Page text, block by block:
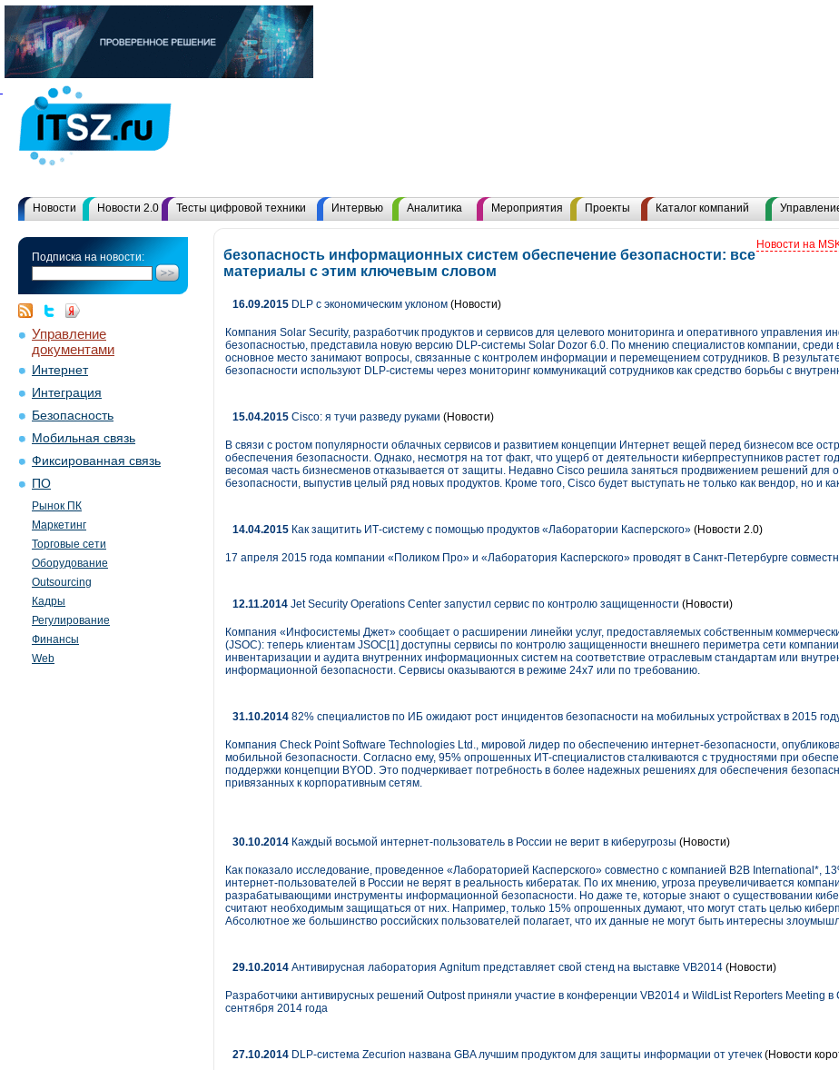
Новости Новости 2.0 Тесты цифровой техники Интервью Аналитика Мероприятия Проекты Каталог компаний
Подписка на новости:
Управление
документами
Интернет
Интеграция
Безопасность
Мобильная связь
Фиксированная связь
ПО
Рынок ПК
Маркетинг
Торговые сети
Оборудование
Outsourcing
Кадры
Регулирование
Финансы
Web
Новости на
безопасность информационных систем обеспечение безопасности: все
материалы с этим ключевым словом
16.09.2015 DLP с экономическим уклоном (Новости)
Компания Solar Security, разработчик продуктов и сервисов для целевого мониторинга и оперативного управления
безопасностью, представила новую версию DLP-системы Solar Dozor 6.0. По мнению специалистов компании, среди
основное место занимают вопросы, связанные с контролем информации и перемещением сотрудников. В
безопасности используют DLP-системы через мониторинг коммуникаций сотрудников как средство борьбы с
15.04.2015 Cisco: я тучи разведу руками (Новости)
В связи с ростом популярности облачных сервисов и развитием концепции Интернет вещей перед бизнесом все
обеспечения безопасности. Однако, несмотря на тот факт, что ущерб от деятельности киберпреступников растет
весомая часть бизнесменов отказывается от защиты. Недавно Cisco решила заняться продвижением решений для
безопасности, выпустив целый ряд новых продуктов. Кроме того, Cisco будет выступать не только как вендор, но и
14.04.2015 Как защитить ИТ-систему с помощью продуктов «Лаборатории Касперского» (Новости 2.0)
17 апреля 2015 года компании «Поликом Про» и «Лаборатория Касперского» проводят в Санкт-Петербурге
12.11.2014 Jet Security Operations Center запустил сервис по контролю защищенности (Новости)
Компания «Инфосистемы Джет» сообщает о расширении линейки услуг, предоставляемых собственным
(JSOC): теперь клиентам JSOC[1] доступны сервисы по контролю защищенности внешнего периметра сети
инвентаризации и аудита внутренних информационных систем на соответствие отраслевым стандартам или
информационной безопасности. Сервисы оказываются в режиме 24х7 или по требованию.
31.10.2014 82% специалистов по ИБ ожидают рост инцидентов безопасности на мобильных устройствах в 2015
Компания Check Point Software Technologies Ltd., мировой лидер по обеспечению интернет-безопасности,
мобильной безопасности. Согласно ему, 95% опрошенных ИТ-специалистов сталкиваются с трудностями при
поддержки концепции BYOD. Это подчеркивает потребность в более надежных решениях для обеспечения
привязанных к корпоративным сетям.
30.10.2014 Каждый восьмой интернет-пользователь в России не верит в киберугрозы (Новости)
Как показало исследование, проведенное «Лабораторией Касперского» совместно с компанией B2B International*,
интернет-пользователей в России не верят в реальность кибератак. По их мнению, угроза преувеличивается
разрабатывающими инструменты информационной безопасности. Но даже те, которые знают о существовании
считают необходимым защищаться от них. Например, только 15% опрошенных думают, что могут стать целью
Абсолютное же большинство российских пользователей полагает, что их данные не могут быть интересны
29.10.2014 Антивирусная лаборатория Agnitum представляет свой стенд на выставке VB2014 (Новости)
Разработчики антивирусных решений Outpost приняли участие в конференции VB2014 и WildList Reporters Meeting
сентября 2014 года
27.10.2014 DLP-система Zecurion названа GBA лучшим продуктом для защиты информации от утечек (Новости